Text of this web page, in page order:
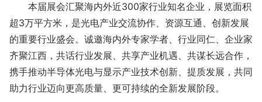
本届展会汇聚海内外近300家行业知名企业，展览面积
超3万平方米，是光电产业交流协作、资源互通、创新发展
的重要行业盛会。诚邀海内外专家学者、行业同仁、企业家
齐聚江西，共话行业发展、共享产业机遇、共谋长远合作，
携手推动半导体光电与显示产业技术创新、提质发展，共同
助力行业迈向更高质量、更可持续的全新发展阶段。